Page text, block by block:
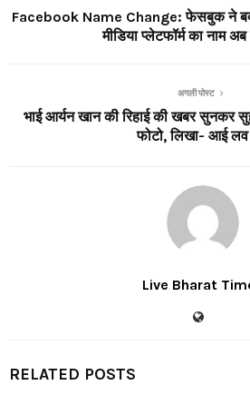
Facebook Name Change: फेसबुक ने
मीडिया प्लेटफॉर्म का नाम अब
अगली पोस्ट
भाई आर्यन खान की रिहाई की खबर सुनकर
फोटो, लिखा- आई
Live Bharat
RELATED POSTS